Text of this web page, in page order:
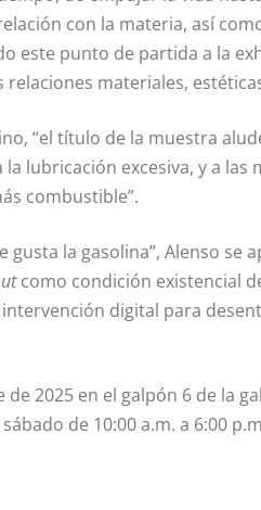
con la materia, así
este punto de partida a la
materiales,
“el título de la muestra
lubricación excesiva, y a
combustible”.
la gasolina”, Alenso
como condición existencial
digital para
2025 en el galpón 6 de la
de 10:00 a.m. a 6:00